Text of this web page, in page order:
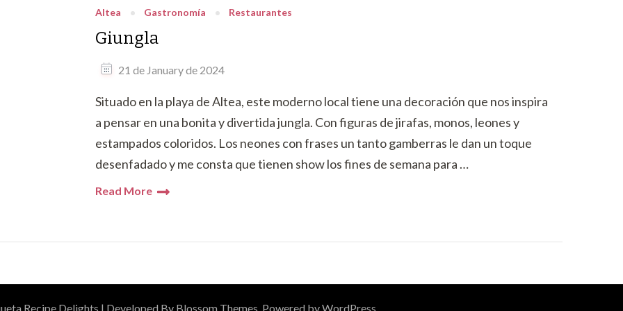
Altea Gastronomía Restaurantes
Giungla
21 de January de 2024
Situado en la playa de Altea, este moderno local tiene una decoración que nos inspira
a pensar en una bonita y divertida jungla. Con figuras de jirafas, monos, leones y
estampados coloridos. Los neones con frases un tanto gamberras le dan un toque
desenfadado y me consta que tienen show los fines de semana para …
Read More
Recipe Delights | Developed By Blossom Themes . Powered byWordPress